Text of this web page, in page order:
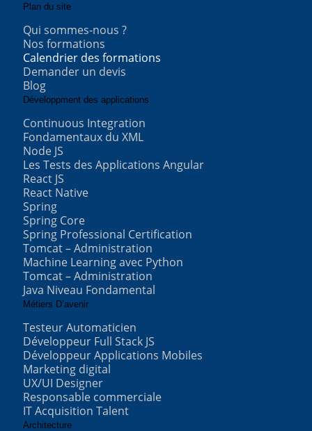
Plan du site
Qui sommes-nous ?
Nos formations
Calendrier des formations
Demander un devis
Blog
Développment des applications
Continuous Integration
Fondamentaux du XML
Node JS
Les Tests des Applications Angular
React JS
React Native
Spring
Spring Core
Spring Professional Certification
Tomcat – Administration
Machine Learning avec Python
Tomcat – Administration
Java Niveau Fondamental
Métiers D’avenir
Testeur Automaticien
Développeur Full Stack JS
Développeur Applications Mobiles
Marketing digital
UX/UI Designer
Responsable commerciale
IT Acquisition Talent
Architecture